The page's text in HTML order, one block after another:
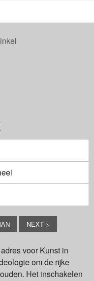
NEXT >
voor Kunst in
om de rijke
Het inschakelen